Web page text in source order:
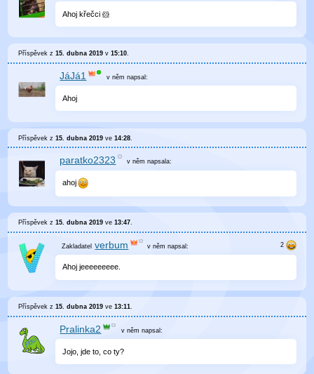
Ahoj křečci 🐹
Příspěvek z15. dubna 2019 v15:10.
JáJá1 v něm napsal:
Ahoj
Příspěvek z15. dubna 2019 ve14:28
paratko2323 v němnapsala:
ahoj
Příspěvek z15. dubna 2019 ve13:47
verbum v něm napsal:
Ahoj jeeeeeeeee.
Příspěvek z15. dubna 2019 ve13:11.
Pralinka2 v něm napsal:
Jojo, jde to, co ty?